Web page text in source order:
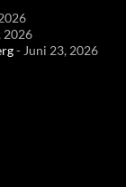
2026
- Juni 23, 2026